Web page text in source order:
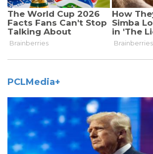
PCLMedia+